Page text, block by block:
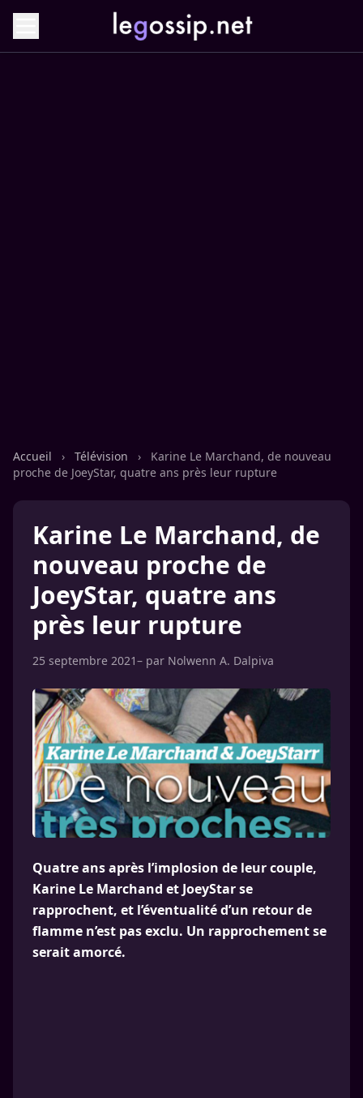
Accueil › Télévision ›
Karine Le Marchand, de nouveau
proche de JoeyStar, quatre ans près leur rupture
Karine Le Marchand, de
nouveau proche de
JoeyStar, quatre ans
près leur rupture
25 septembre 2021– par Nolwenn A. Dalpiva
Quatre ans après l’implosion de leur couple,
Karine Le Marchand et JoeyStar se
rapprochent, et l’éventualité d’un retour de
flamme n’est pas exclu. Un rapprochement se
serait amorcé.